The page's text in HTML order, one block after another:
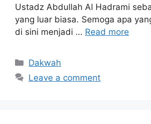
Ustadz Abdullah Al Hadrami
yang luar biasa. Semoga apa
di sini menjadi … Read more
Categories
Dakwah
Leave a comment